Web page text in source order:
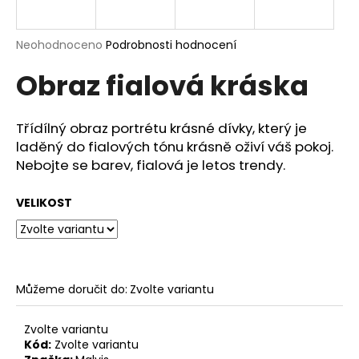
Průměrné
produktu
je
z
5
hvězdiček.
Neohodnoceno Podrobnosti hodnocení
Obraz fialová kráska
Třídílný obraz portrétu krásné dívky, který je
laděný do fialových tónu krásně oživí váš pokoj.
Nebojte se barev, fialová je letos trendy.
VELIKOST
Můžeme doručit do: Zvolte variantu
Zvolte variantu
Kód: Zvolte variantu
j
t
?
p
o
u